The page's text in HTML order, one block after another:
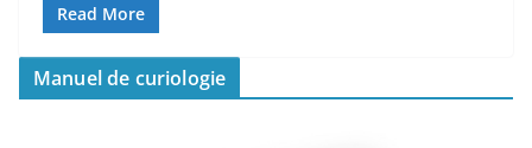
Read More
Manuel de curiologie